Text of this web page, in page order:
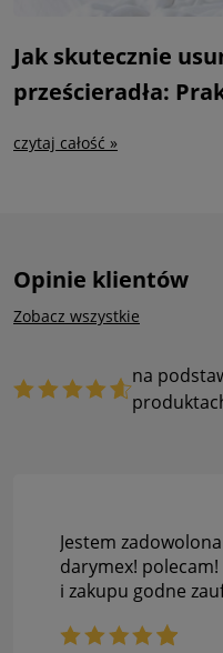
Jak skutecznie
prześcieradła:
czytaj całość »
Opinie klientów
Zobacz wszystkie
na
Jestem
darymex!
i zakupu godne